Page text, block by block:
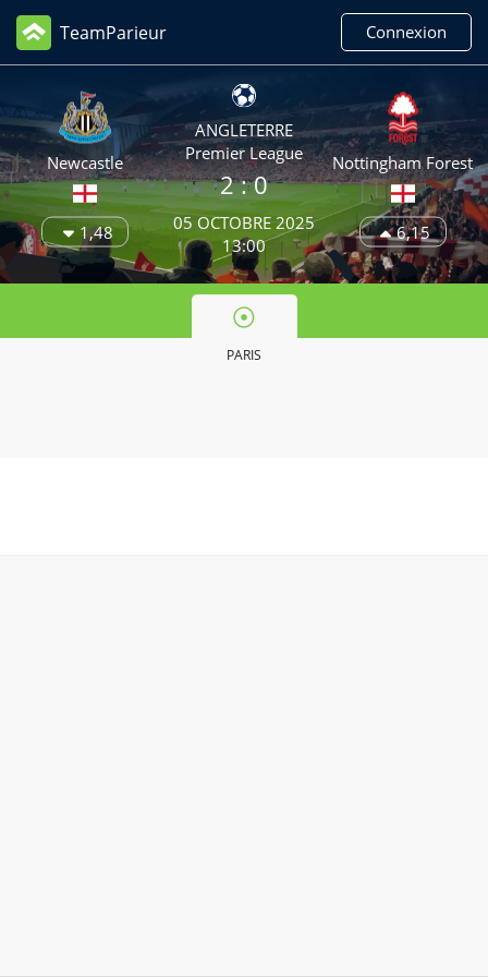
TeamParieur Connexion
Newcastle
1,48
ANGLETERRE
Premier League
2: 0
05 OCTOBRE 2025
13:00
Nottingham Forest
6,15
PARIS